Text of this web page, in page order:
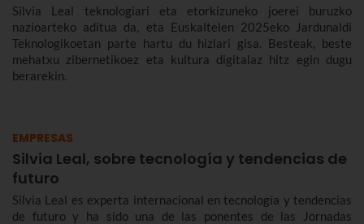
Silvia Leal teknologiari eta etorkizuneko joerei buruzko
nazioarteko aditua da, eta Euskaltelen 2025eko Jardunaldi
Teknologikoetan parte hartu du hizlari gisa. Besteak, beste
mehatxu zibernetikoez eta kultura digitalaz hitz egin dugu
berarekin.
EMPRESAS
Silvia Leal, sobre tecnología y tendencias de
futuro
Silvia Leal es experta internacional en tecnología y tendencias
de futuro y ha sido una de las ponentes de las Jornadas